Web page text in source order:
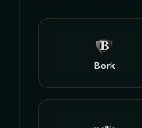
Bork